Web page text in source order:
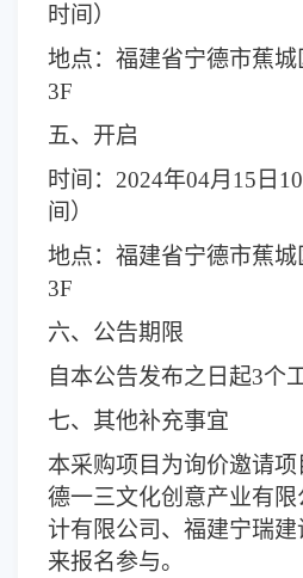
时间）
地点： 福建省宁德市蕉
3F
五、开启
时间： 2024年04月15 日
间）
地点： 福建省宁德市蕉
3F
六、公告期限
自本公告发布之日起3个
七、其他补充事宜
本采购项目为询价邀请
德一三文化创意产业有
计有限公司、福建宁瑞
来报名参与。